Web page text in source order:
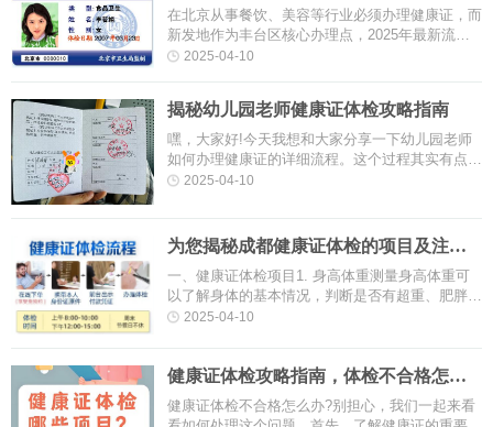
问题一文搞定
在北京从事餐饮、美容等行业必须办理健康证，而
新发地作为丰台区核心办理点，2025年最新流程
已更新!(以北京丰台区妇幼保健院为例)这篇保姆级
2025-04-10
揭秘幼儿园老师健康证体检攻略指南
嘿，大家好!今天我想和大家分享一下幼儿园老师
如何办理健康证的详细流程。这个过程其实有点小
麻烦，但只要按照步骤来，也不算太难。下面就一
2025-04-10
为您揭秘成都健康证体检的项目及注意
事项（进厂健康证）
一、健康证体检项目1. 身高体重测量身高体重可
以了解身体的基本情况，判断是否有超重、肥胖等
问题。2. 血压血压可以反映心血管系统的情况，
2025-04-10
健康证体检攻略指南，体检不合格怎么
办？
健康证体检不合格怎么办?别担心，我们一起来看